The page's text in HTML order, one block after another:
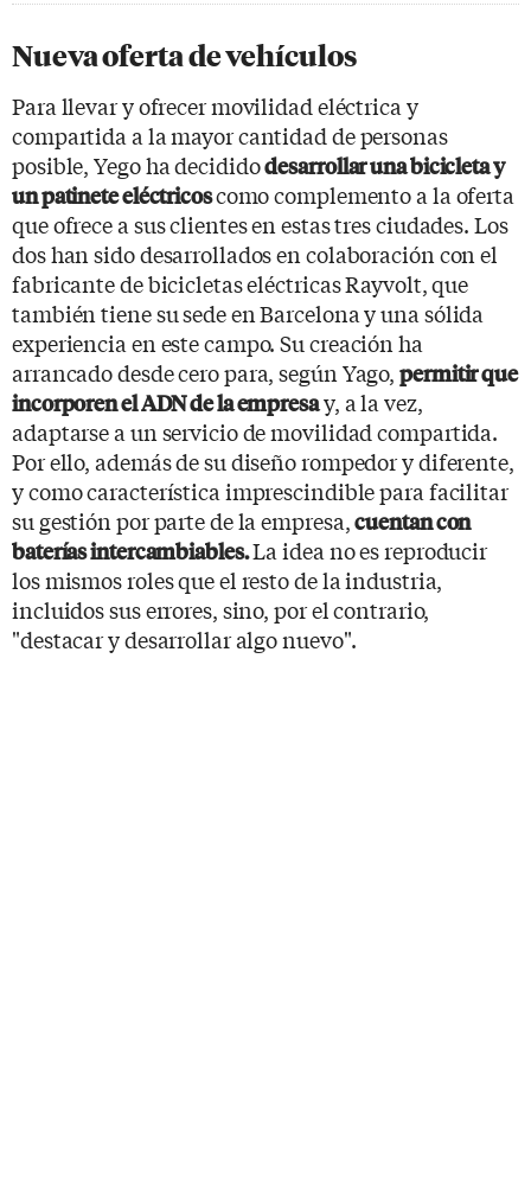
Nueva oferta de vehículos
Para llevar y ofrecer movilidad eléctrica y
compartida a la mayor cantidad de personas
posible, Yego ha decididodesarrollar una bicicleta y
un patinete eléctricoscomo complemento a la oferta
que ofrece a sus clientes en estas tres ciudades. Los
dos han sido desarrollados en colaboración con el
fabricante de bicicletas eléctricas Rayvolt, que
también tiene su sede en Barcelona y una sólida
experiencia en este campo. Su creación ha
arrancado desde cero para, según Yago,permitir que
incorporen el ADN de la empresay, a la vez,
adaptarse a un servicio de movilidad compartida.
Por ello, además de su diseño rompedor y diferente,
y como característica imprescindible para facilitar
su gestión por parte de la empresa,cuentan con
baterías intercambiables.La idea no es reproducir
los mismos roles que el resto de la industria,
incluidos sus errores, sino, por el contrario,
"destacar y desarrollar algo nuevo".